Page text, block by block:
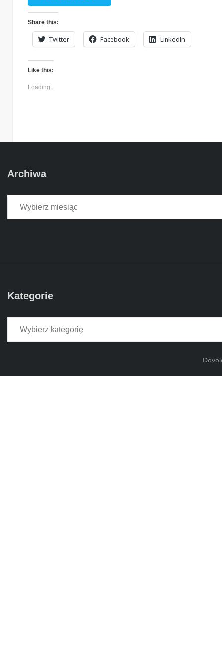
Share this:
Twitter Facebook LinkedIn
Like this:
Loading...
Archiwa
Kategorie
Kategorie